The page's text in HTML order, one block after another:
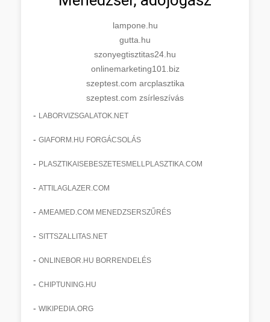
lampone.hu
gutta.hu
szonyegtisztitas24.hu
onlinemarketing101.biz
szeptest.com arcplasztika
szeptest.com zsírleszívás
- LABORVIZSGALATOK.NET
- GIAFORM.HU FORGÁCSOLÁS
- PLASZTIKAISEBESZETESMELLPLASZTIKA.COM
- ATTILAGLAZER.COM
- AMEAMED.COM MENEDZSERSZŰRÉS
- SITTSZALLITAS.NET
- ONLINEBOR.HU BORRENDELÉS
- CHIPTUNING.HU
- WIKIPEDIA.ORG